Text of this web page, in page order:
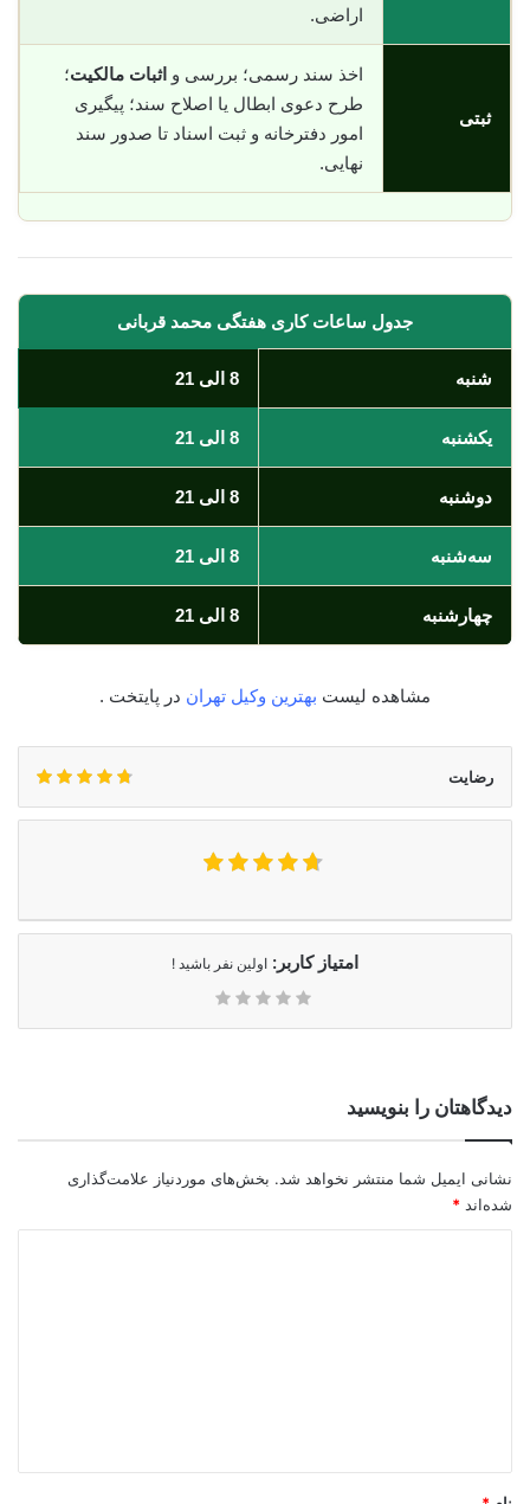
اراضی.
ثبتی
اخذ سند رسمی؛ بررسی و اثبات مالکیت؛
طرح دعوی ابطال یا اصلاح سند؛ پیگیری
امور دفترخانه و ثبت اسناد تا صدور سند
نهایی.
جدول ساعات کاری هفتگی محمد قربانی
شنبه 8 الی 21
یکشنبه 8 الی 21
دوشنبه 8 الی 21
سه‌شنبه 8 الی 21
چهارشنبه 8 الی 21
مشاهده لیست بهترین وکیل تهران در پایتخت .
رضایت
امتیاز کاربر: اولین نفر باشید !
دیدگاهتان را بنویسید
نشانی ایمیل شما منتشر نخواهد شد. بخش‌های موردنیاز علامت‌گذاری
شده‌اند *